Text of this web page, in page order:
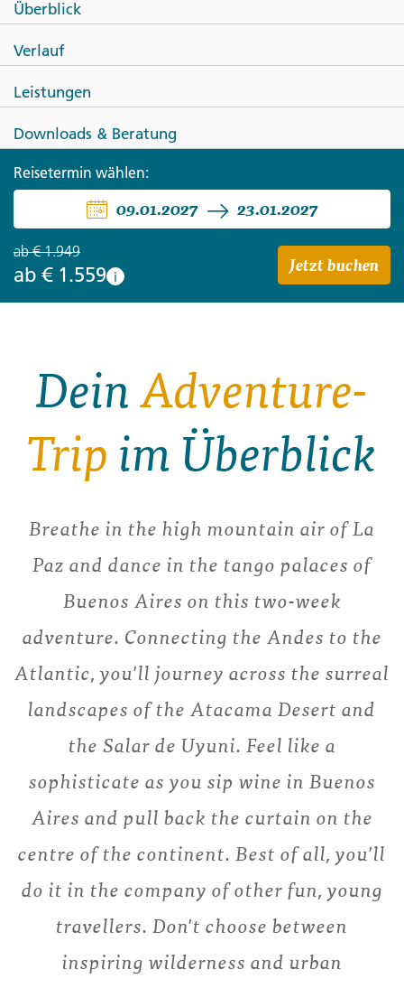
Von Lima nach La Paz -
Sandboarden &
Sonnenuntergänge
Überblick
Verlauf
Leistungen
Downloads & Beratung
Reisetermin wählen:
09.01.2027 23.01.2027
ab€ 1.949
ab € 1.559 i Jetzt buchen
DeinAdventure-
Trip im Überblick
Breathe in the high mountain air of La
Paz and dance in the tango palaces of
Buenos Aires on this two-week
adventure. Connecting the Andes to the
Atlantic, you'll journey across the surreal
landscapes of the Atacama Desert and
the Salar de Uyuni. Feel like a
sophisticate as you sip wine in Buenos
Aires and pull back the curtain on the
centre of the continent. Best of all, you'll
do it in the company of other fun, young
travellers. Don't choose between
inspiring wilderness and urban